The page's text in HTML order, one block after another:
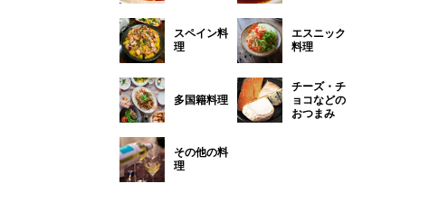
スペイン料
理
エスニック
料理
多国籍料理
チーズ・チ
ョコなどの
おつまみ
その他の料
理